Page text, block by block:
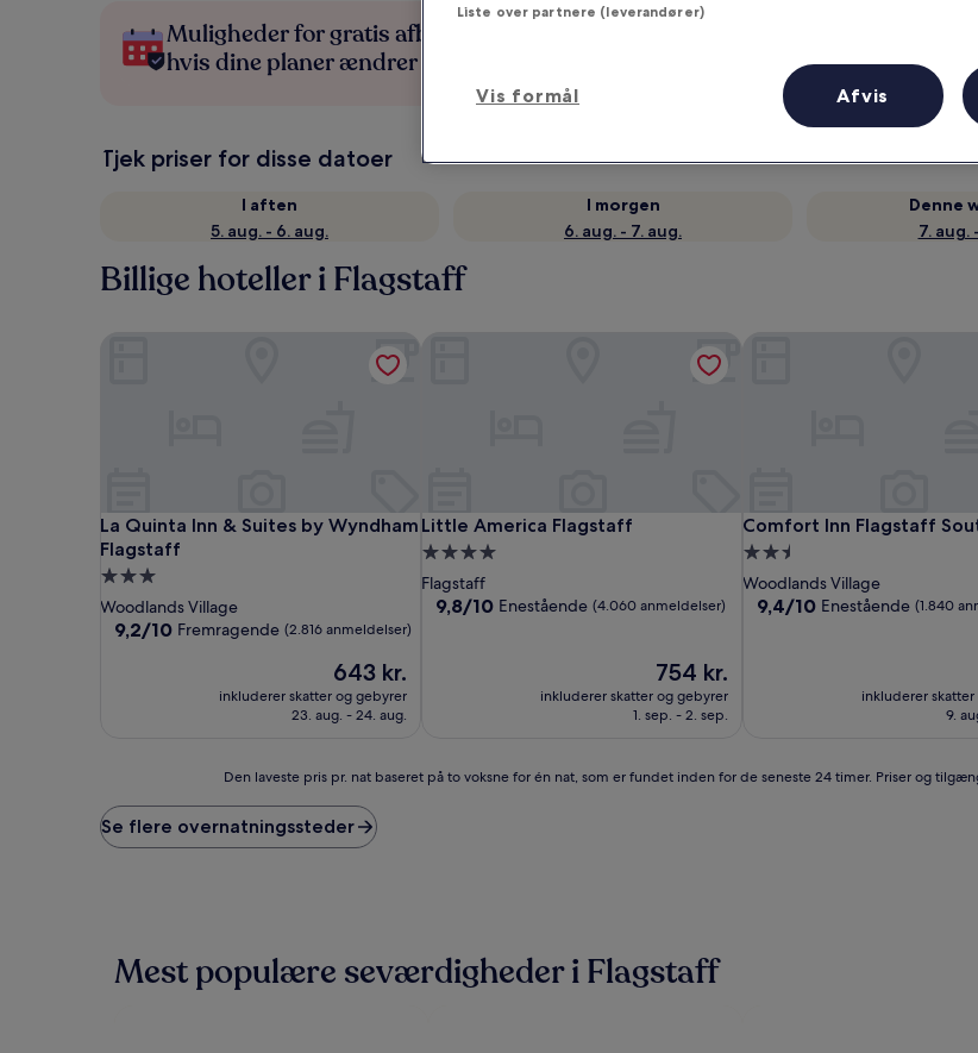
Muligheder for gratis afbestilling,
hvis dine planer ændrer sig
Tjek priser for disse datoer
I aften
5. aug. - 6. aug.
I morgen
6. aug. - 7. aug.
Denne
7. aug.
Billige hoteller i Flagstaff
La Quinta Inn & Suites by Wyndham
Flagstaff
La Quinta Inn & Suites by Wyndham Flagstaff
3.0-
stjernet
overnatningssted
Woodlands Village
9.2
9,2/10 Fremragende (2.816 anmeldelser)
Prisen
er
643 kr.
643 kr.
inkluderer skatter og gebyrer
23. aug. - 24. aug.
La Quinta Inn & Suites by Wyndham Flagstaff
Little America Flagstaff
Little America Flagstaff
4.0-
stjernet
overnatningssted
Flagstaff
9.8
9,8/10 Enestående (4.060 anmeldelser)
Prisen
er
754 kr.
754 kr.
inkluderer skatter og gebyrer
1. sep. - 2. sep.
Comfort Inn Flagstaff
Comfort Inn Flagstaff
2.5-
stjernet
overnatningssted
Woodlands Village
9.4
9,4/10 Enestående (1.840
inkluderer
9.
pris
pr.
for
Den laveste pris pr. nat baseret på to voksne for én nat, som er fundet inden for de seneste 24 timer. Priser og
Se flere overnatningssteder
Mest populære seværdigheder i Flagstaff
Liste over partnere (leverandører)
Vis formål Afvis